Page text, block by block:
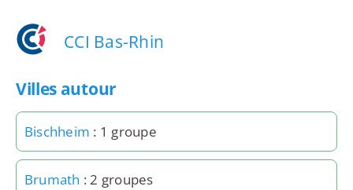
CCI Bas-Rhin
Villes autour
Bischheim : 1 groupe
Brumath : 2 groupes